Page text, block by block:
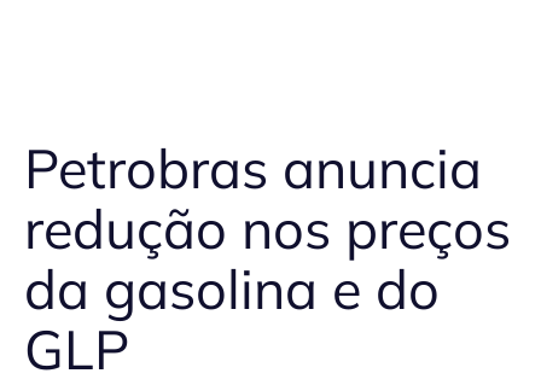
Petrobras anuncia
redução nos preços
da gasolina e do
GLP